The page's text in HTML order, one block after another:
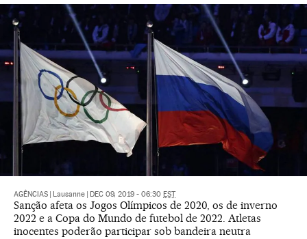
AGÊNCIAS Lausanne DEC 09, 2019 - 06:30 EST
Sanção afeta os Jogos Olímpicos de 2020, os de inverno
2022 e a Copa do Mundo de futebol de 2022. Atletas
inocentes poderão participar sob bandeira neutra